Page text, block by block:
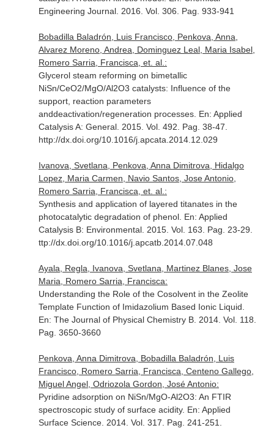
Engineering Journal. 2016. Vol. 306. Pag. 933-941
Bobadilla Baladrón, Luis Francisco, Penkova, Anna,
Alvarez Moreno, Andrea, Dominguez Leal, Maria Isabel,
Romero Sarria, Francisca, et. al.:
Glycerol steam reforming on bimetallic
NiSn/CeO2/MgO/Al2O3 catalysts: Influence of the
support, reaction parameters
anddeactivation/regeneration processes. En: Applied
Catalysis A: General. 2015. Vol. 492. Pag. 38-47.
http://dx.doi.org/10.1016/j.apcata.2014.12.029
Ivanova, Svetlana, Penkova, Anna Dimitrova, Hidalgo
Lopez, Maria Carmen, Navio Santos, Jose Antonio,
Romero Sarria, Francisca, et. al.:
Synthesis and application of layered titanates in the
photocatalytic degradation of phenol. En: Applied
Catalysis B: Environmental. 2015. Vol. 163. Pag. 23-29.
ttp://dx.doi.org/10.1016/j.apcatb.2014.07.048
Ayala, Regla, Ivanova, Svetlana, Martinez Blanes, Jose
Maria, Romero Sarria, Francisca:
Understanding the Role of the Cosolvent in the Zeolite
Template Function of Imidazolium Based Ionic Liquid.
En: The Journal of Physical Chemistry B. 2014. Vol. 118.
Pag. 3650-3660
Penkova, Anna Dimitrova, Bobadilla Baladrón, Luis
Francisco, Romero Sarria, Francisca, Centeno Gallego,
Miguel Angel, Odriozola Gordon, José Antonio:
Pyridine adsorption on NiSn/MgO-Al2O3: An FTIR
spectroscopic study of surface acidity. En: Applied
Surface Science. 2014. Vol. 317. Pag. 241-251.